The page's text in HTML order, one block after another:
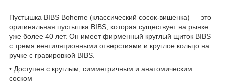
Пустышка BIBS Boheme (классический сосок-вишенка) — это
оригинальная пустышка BIBS, которая существует на рынке
уже более 40 лет. Он имеет фирменный круглый щиток BIBS
с тремя вентиляционными отверстиями и круглое кольцо на
ручке с гравировкой BIBS.
• Доступен с круглым, симметричным и анатомическим
соском